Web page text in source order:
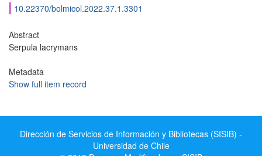
10.22370/bolmicol.2022.37.1.3301
Abstract
Serpula lacrymans
Metadata
Show full item record
Dirección de Servicios de Información y Bibliotecas (SISIB) -
Universidad de Chile